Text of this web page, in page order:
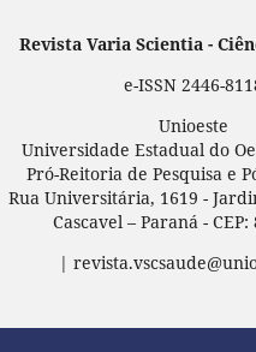
Revista Varia Scientia -
e-ISSN 2446-
Unioeste
Universidade Estadual do
Pró-Reitoria de Pesquisa e
Rua Universitária, 1619 -
Cascavel – Paraná - CEP:
|